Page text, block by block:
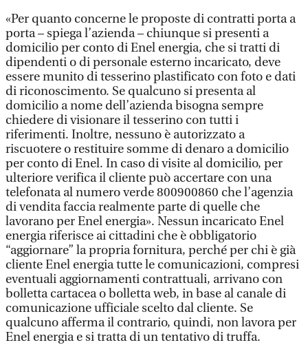
«Per quanto concerne le proposte di contratti porta a
porta – spiega l’azienda – chiunque si presenti a
domicilio per conto di Enel energia, che si tratti di
dipendenti o di personale esterno incaricato, deve
essere munito di tesserino plastificato con foto e dati
di riconoscimento. Se qualcuno si presenta al
domicilio a nome dell’azienda bisogna sempre
chiedere di visionare il tesserino con tutti i
riferimenti. Inoltre, nessuno è autorizzato a
riscuotere o restituire somme di denaro a domicilio
per conto di Enel. In caso di visite al domicilio, per
ulteriore verifica il cliente può accertare con una
telefonata al numero verde 800900860 che l’agenzia
di vendita faccia realmente parte di quelle che
lavorano per Enel energia». Nessun incaricato Enel
energia riferisce ai cittadini che è obbligatorio
“aggiornare” la propria fornitura, perché per chi è già
cliente Enel energia tutte le comunicazioni, compresi
eventuali aggiornamenti contrattuali, arrivano con
bolletta cartacea o bolletta web, in base al canale di
comunicazione ufficiale scelto dal cliente. Se
qualcuno afferma il contrario, quindi, non lavora per
Enel energia e si tratta di un tentativo di truffa.